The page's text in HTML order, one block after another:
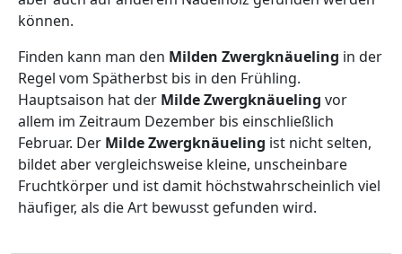
können.
Finden kann man den Milden Zwergknäueling in der
Regel vom Spätherbst bis in den Frühling.
Hauptsaison hat der Milde Zwergknäueling vor
allem im Zeitraum Dezember bis einschließlich
Februar. Der Milde Zwergknäueling ist nicht selten,
bildet aber vergleichsweise kleine, unscheinbare
Fruchtkörper und ist damit höchstwahrscheinlich viel
häufiger, als die Art bewusst gefunden wird.